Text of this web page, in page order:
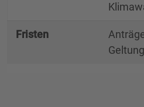
Fristen